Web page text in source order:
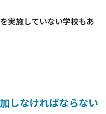
実施していない学校もあ
しなければならない